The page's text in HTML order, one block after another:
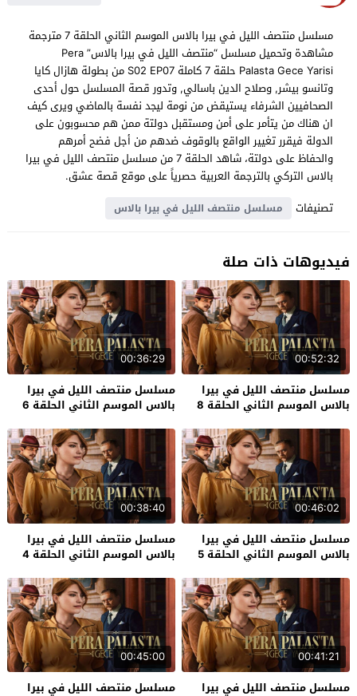
مسلسل منتصف الليل في بيرا بالاس الموسم الثاني الحلقة 7 مترجمة
مشاهدة وتحميل مسلسل “منتصف الليل في بيرا بالاس” Pera
Palasta Gece Yarisi حلقة 7 كاملة S02 EP07 من بطولة هازال كايا
وتانسو بيشر, وصلاح الدين باسالي, وتدور قصة المسلسل حول أحدى
الصحافيين الشرفاء يستيقض من نومة ليجد نفسة بالماضي ويرى كيف
ان هناك من يتأمر على أمن ومستقبل دولتة ممن هم محسوبون على
الدولة فيقرر تغيير الواقع بالوقوف ضدهم من أجل فضح أمرهم
والحفاظ على دولتة، شاهد الحلقة 7 من مسلسل منتصف الليل في بيرا
بالاس التركي بالترجمة العربية حصرياً على موقع قصة عشق.
تصنيفات
مسلسل منتصف الليل في بيرا بالاس
فيديوهات ذات صلة
00:52:32
مسلسل منتصف الليل في بيرا
بالاس الموسم الثاني الحلقة 8
00:36:29
مسلسل منتصف الليل في بيرا
بالاس الموسم الثاني الحلقة 6
00:46:02
مسلسل منتصف الليل في بيرا
بالاس الموسم الثاني الحلقة 5
00:38:40
مسلسل منتصف الليل في بيرا
بالاس الموسم الثاني الحلقة 4
00:41:21
مسلسل منتصف الليل في بيرا
00:45:00
مسلسل منتصف الليل في بيرا